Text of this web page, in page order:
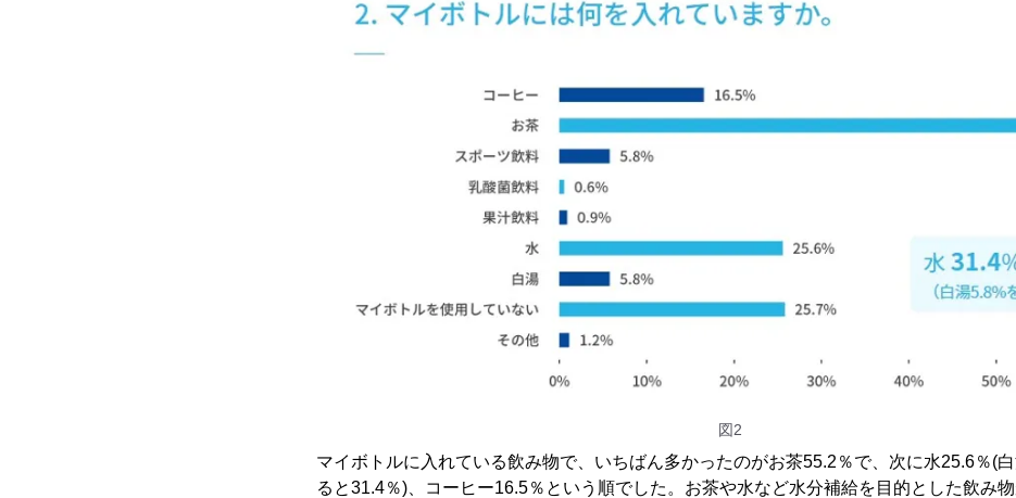
図2
マイボトルに入れている飲み物で、いちばん多かったのがお茶55.2％で、次に水25.6％(
ると31.4％)、コーヒー16.5％という順でした。お茶や水など水分補給を目的とした飲み